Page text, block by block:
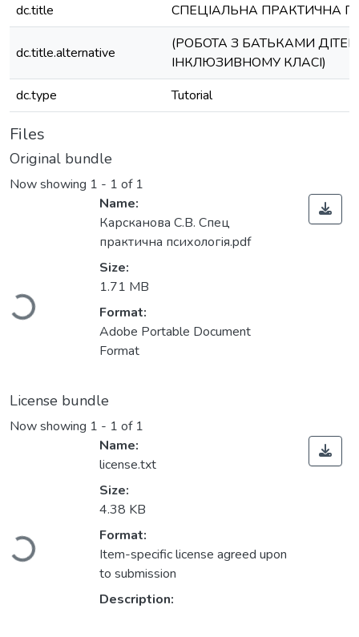
dc.title
СПЕЦІАЛЬНА ПРАКТИЧНА
dc.title.alternative
(РОБОТА З БАТЬКАМИ
ІНКЛЮЗИВНОМУ КЛАСІ)
dc.type
Tutorial
Files
Original bundle
Now showing 1 - 1 of 1
Loading...
Name:
Карсканова С.В. Спец
практична психологія.pdf
Size:
1.71 MB
Format:
Adobe Portable Document
Format
License bundle
Now showing 1 - 1 of 1
Loading...
Name:
license.txt
Size:
4.38 KB
Format:
Item-specific license agreed upon
to submission
Description: